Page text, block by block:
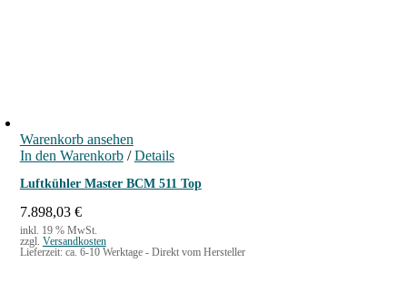
Warenkorb ansehen
In den Warenkorb / Details
Luftkühler Master BCM 511 Top
7.898,03 €
inkl. 19 % MwSt.
zzgl. Versandkosten
Lieferzeit: ca. 6-10 Werktage - Direkt vom Hersteller